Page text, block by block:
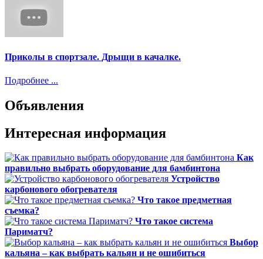
Приколы в спортзале. Дрыщи в качалке.
Подробнее ...
Объявления
Интересная информация
Как
правильно выбрать оборудование для бамбинтона
Устройство
карбонового обогревателя
Что такое предметная
съемка?
Что такое система
Париматч?
Выбор
кальяна – как выбрать кальян и не ошибиться